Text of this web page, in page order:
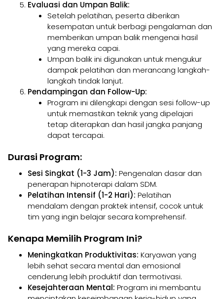
Evaluasi dan Umpan Balik:
Setelah pelatihan, peserta diberikan
kesempatan untuk berbagi pengalaman dan
memberikan umpan balik mengenai hasil
yang mereka capai.
Umpan balik ini digunakan untuk mengukur
dampak pelatihan dan merancang langkah-
langkah tindak lanjut.
Pendampingan dan Follow-Up:
Program ini dilengkapi dengan sesi follow-up
untuk memastikan teknik yang dipelajari
tetap diterapkan dan hasil jangka panjang
dapat tercapai.
Durasi Program:
Sesi Singkat (1-3 Jam): Pengenalan dasar dan
penerapan hipnoterapi dalam SDM.
Pelatihan Intensif (1-2 Hari): Pelatihan
mendalam dengan praktek intensif, cocok untuk
tim yang ingin belajar secara komprehensif.
Kenapa Memilih Program Ini?
Meningkatkan Produktivitas: Karyawan yang
lebih sehat secara mental dan emosional
cenderung lebih produktif dan termotivasi.
Kesejahteraan Mental: Program ini membantu